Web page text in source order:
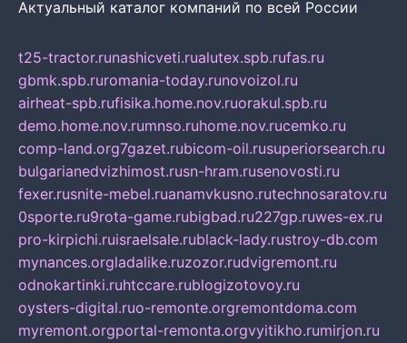
Актуальный каталог компаний по всей России
t25-tractor.runashicveti.rualutex.spb.rufas.ru
gbmk.spb.ruromania-today.runovoizol.ru
airheat-spb.rufisika.home.nov.ruorakul.spb.ru
demo.home.nov.rumnso.ruhome.nov.rucemko.ru
comp-land.org7gazet.rubicom-oil.rusuperiorsearch.ru
bulgarianedvizhimost.rusn-hram.rusenovosti.ru
fexer.rusnite-mebel.ruanamvkusno.rutechnosaratov.ru
0sporte.ru9rota-game.rubigbad.ru227gp.ruwes-ex.ru
pro-kirpichi.ruisraelsale.rublack-lady.rustroy-db.com
mynances.orgladalike.ruzozor.rudvigremont.ru
odnokartinki.ruhtccare.rublogizotovoy.ru
oysters-digital.ruo-remonte.orgremontdoma.com
myremont.orgportal-remonta.orgvyitikho.rumirjon.ru